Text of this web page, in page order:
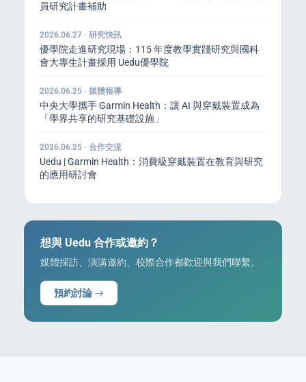
員研究計畫補助
2026.06.27 · 研究快訊
優學院走進研究現場：115 年度教學實踐研究與國科
會大專生計畫採用 Uedu優學院
2026.06.25 · 媒體報導
中央大學攜手 Garmin Health：讓 AI 與穿戴裝置成為
「學界共享的研究基礎設施」
2026.06.25 · 合作交流
Uedu | Garmin Health：消費級穿戴裝置在教育與研究
的應用研討會
想與 Uedu 合作或邀約？
媒體採訪、演講邀約、校際合作都歡迎與我們聯繫。
預約討論